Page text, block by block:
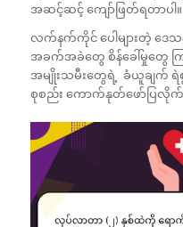
အဆင့်ဆင့် ကျော်ဖြတ်ရတာပါ။
လက်နက်ကိုင် ပေါများတဲ့ ဒေသ
အခက်အခဲတွေ စိန်ခေါ်မှုတွေ က
အမျိုးသမီးတွေရဲ့ ခံယူချက် ရဲ
စုစည်း ကောက်နုတ်ဖော်ပြလို